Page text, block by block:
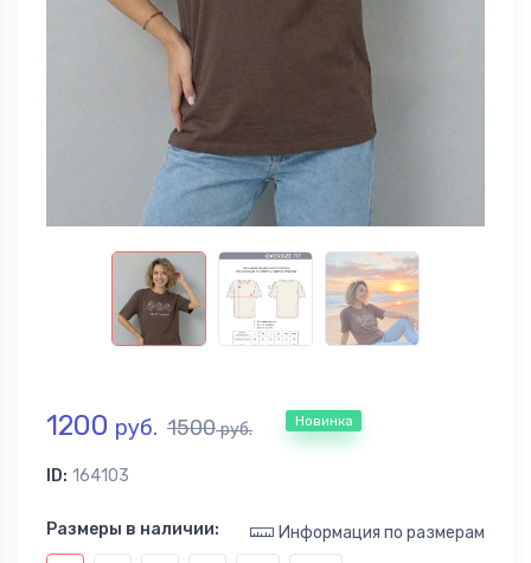
1200 руб. 1500руб. Новинка
ID: 164103
Размеры в наличии: Информация по размерам